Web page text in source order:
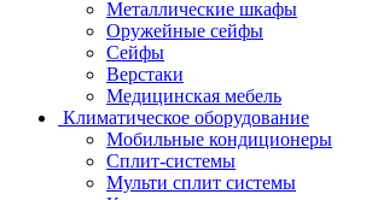
Металлические шкафы
Оружейные сейфы
Сейфы
Верстаки
Медицинская мебель
Климатическое оборудование
Мобильные кондиционеры
Сплит-системы
Мульти сплит системы